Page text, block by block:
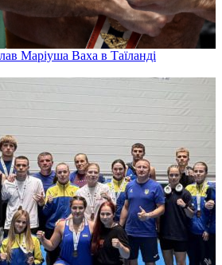
Маріуша Ваха в Таїланді